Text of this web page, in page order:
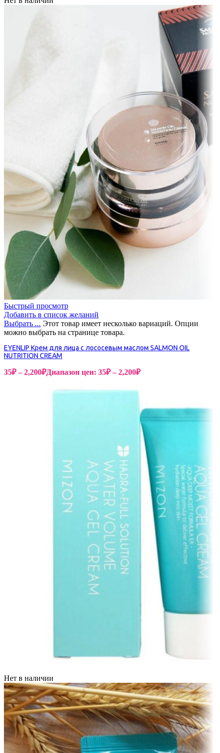
Быстрый просмотр
Добавить в список желаний
Выбрать ... Этот товар имеет несколько вариаций. Опции
можно выбрать на странице товара.
EYENLIP Крем для лица с лососевым маслом SALMON OIL
NUTRITION CREAM
35₽ – 2,200₽Диапазон цен: 35₽ – 2,200₽
Нет в наличии